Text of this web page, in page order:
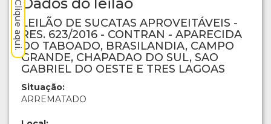
LEILÃO DE SUCATAS APROVEITÁVEIS -
RES. 623/2016 - CONTRAN - APARECIDA
DO TABOADO, BRASILANDIA, CAMPO
GRANDE, CHAPADAO DO SUL, SAO
GABRIEL DO OESTE E TRES LAGOAS
Situação:
ARREMATADO